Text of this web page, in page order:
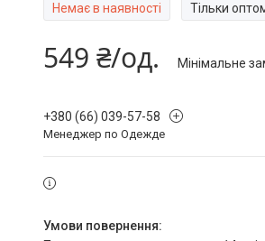
Немає в наявності Тільки
549 ₴/од. Мінімальне
+380 (66) 039-57-58
Менеджер по Одежде